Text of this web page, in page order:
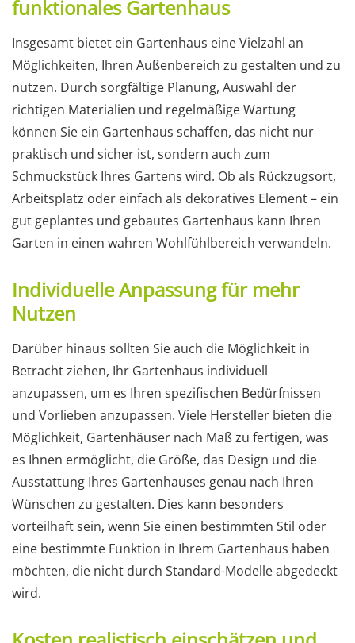
funktionales Gartenhaus
Insgesamt bietet ein Gartenhaus eine Vielzahl an
Möglichkeiten, Ihren Außenbereich zu gestalten und zu
nutzen. Durch sorgfältige Planung, Auswahl der
richtigen Materialien und regelmäßige Wartung
können Sie ein Gartenhaus schaffen, das nicht nur
praktisch und sicher ist, sondern auch zum
Schmuckstück Ihres Gartens wird. Ob als Rückzugsort,
Arbeitsplatz oder einfach als dekoratives Element – ein
gut geplantes und gebautes Gartenhaus kann Ihren
Garten in einen wahren Wohlfühlbereich verwandeln.
Individuelle Anpassung für mehr
Nutzen
Darüber hinaus sollten Sie auch die Möglichkeit in
Betracht ziehen, Ihr Gartenhaus individuell
anzupassen, um es Ihren spezifischen Bedürfnissen
und Vorlieben anzupassen. Viele Hersteller bieten die
Möglichkeit, Gartenhäuser nach Maß zu fertigen, was
es Ihnen ermöglicht, die Größe, das Design und die
Ausstattung Ihres Gartenhauses genau nach Ihren
Wünschen zu gestalten. Dies kann besonders
vorteilhaft sein, wenn Sie einen bestimmten Stil oder
eine bestimmte Funktion in Ihrem Gartenhaus haben
möchten, die nicht durch Standard-Modelle abgedeckt
wird.